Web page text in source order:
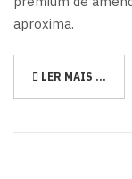
aproxima.
LER MAIS …